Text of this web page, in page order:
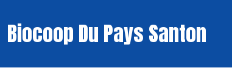
Biocoop Du Pays Santon